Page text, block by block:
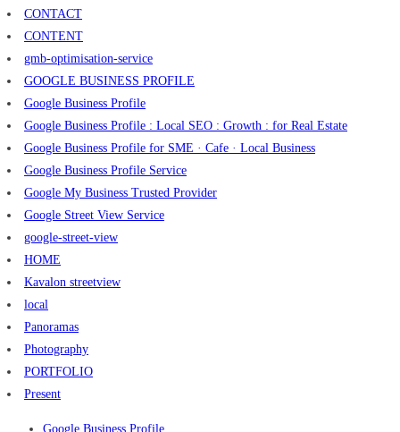
CONTACT
CONTENT
gmb-optimisation-service
GOOGLE BUSINESS PROFILE
Google Business Profile
Google Business Profile : Local SEO : Growth : for Real Estate
Google Business Profile for SME · Cafe · Local Business
Google Business Profile Service
Google My Business Trusted Provider
Google Street View Service
google-street-view
HOME
Kavalon streetview
local
Panoramas
Photography
PORTFOLIO
Present
Google Business Profile